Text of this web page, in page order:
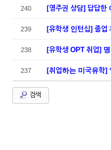
240 [영주권 상담] 답답한
239 [유학생 인턴십] 졸업
238 [유학생 OPT 취업]
237 [취업하는 미국유학]
검색